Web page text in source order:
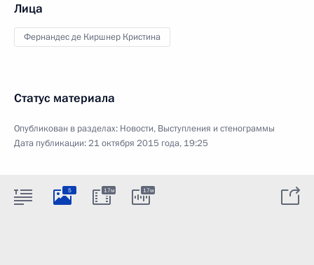
Лица
Фернандес де Киршнер Кристина
Статус материала
Опубликован в разделах: Новости, Выступления и стенограммы
Дата публикации:21 октября 2015 года, 19:25
5 17м 17м